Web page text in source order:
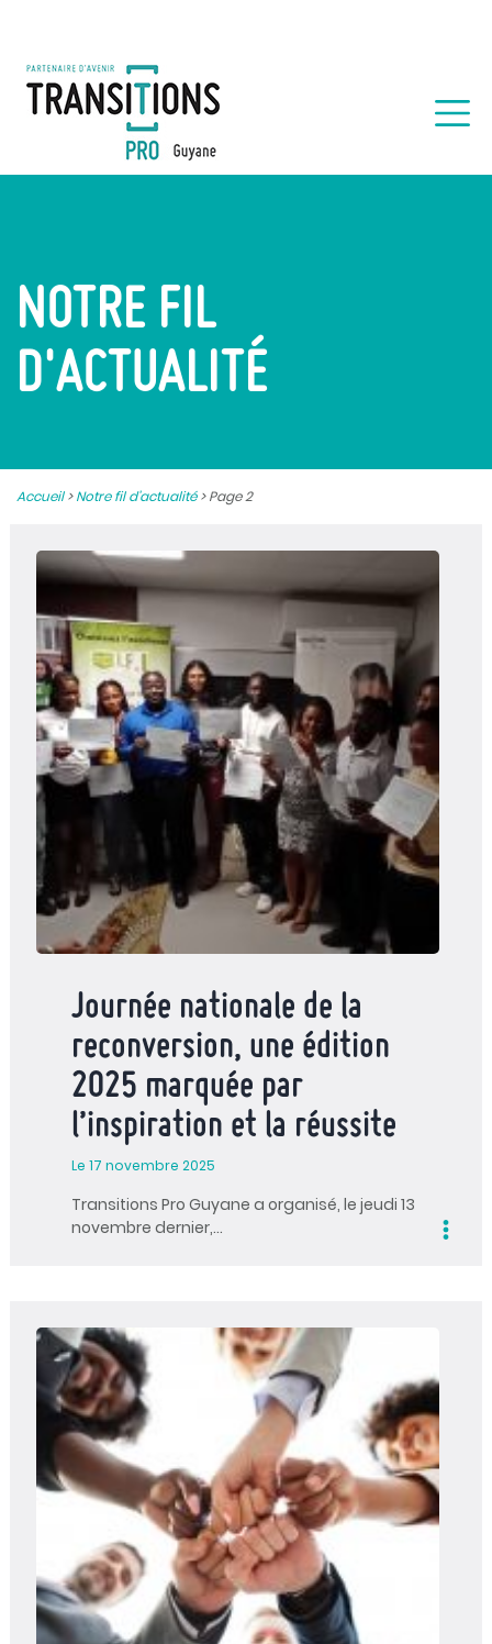
NOTRE FIL
D'ACTUALITÉ
Accueil>Notre fil d’actualité>Page 2
Journée nationale de la
reconversion, une édition
2025 marquée par
l’inspiration et la réussite
Le 17 novembre 2025
Transitions Pro Guyane a organisé, le jeudi 13
novembre dernier,…